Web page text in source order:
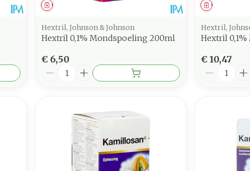
Geneesmiddel
Hextril, Johnson & Johnson
Hextril 0,1% Mondspoeling 200ml
€ 6,50
Aantal
Geneesmiddel
Hextril,
Hextril
€ 10,47
Aantal